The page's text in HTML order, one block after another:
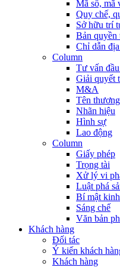
Mã số, mã
Quy chế,
Sở hữu trí
Bản quyền
Chỉ dẫn
Column
Tư vấn
Giải quyết
M&A
Tên
Nhãn hiệu
Hình sự
Lao động
Column
Giấy phép
Trọng tài
Xử lý vi
Luật phá
Bí mật
Sáng chế
Văn bản
Khách hàng
Đối tác
Ý kiến khách
Khách hàng